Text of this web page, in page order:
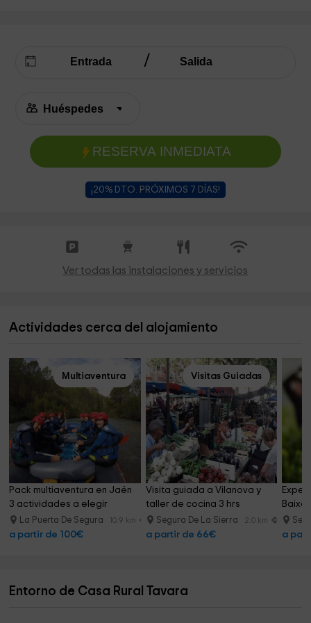
RESERVA INMEDIATA
¡20% DTO. PRÓXIMOS 7 DÍAS!
Ver todas las instalaciones y servicios
Actividades cerca del alojamiento
Multiaventura
Pack multiaventura en Jaén
3 actividades a elegir
La Puerta De Segura 10.9 km
a partir de 100€
Visitas Guiadas
Visita guiada a Vilanova y
taller de cocina 3 hrs
Segura De La Sierra 2.0 km
a partir de 66€ a
Entorno de Casa Rural Tavara